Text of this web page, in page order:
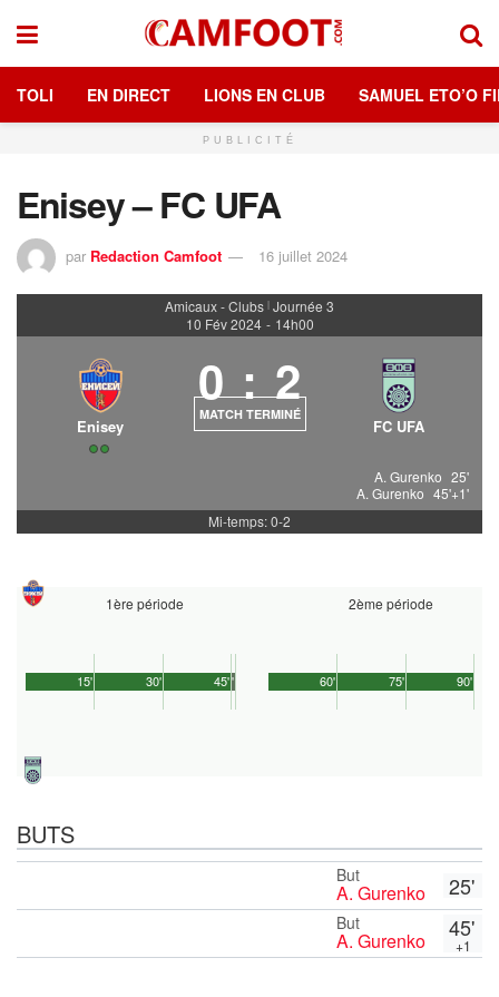
TOLI EN DIRECT LIONS EN CLUB SAMUEL ETO’O
PUBLICITÉ
Enisey – FC UFA
par Redaction Camfoot 16 juillet 2024
Amicaux - Clubs | Journée 3
10 Fév 2024 - 14h00
Enisey
0 : 2
MATCH TERMINÉ
FC UFA
A. Gurenko 25'
A. Gurenko 45'+1'
Mi-temps: 0-2
1ère période
45'
15' 30' 1'
2ème période
90'
60' 75'
BUTS
25'
But
A. Gurenko
45'
+1
But
A. Gurenko